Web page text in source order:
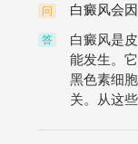
问 白癜风会
答
白癜风是
能发生。
黑色素细
关。从这